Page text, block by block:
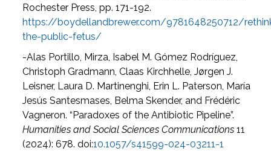
Rochester Press, pp. 171-192.
https://boydellandbrewer.com/9781648250712/
the-public-fetus/
-Alas Portillo, Mirza, Isabel M. Gómez Rodríguez,
Christoph Gradmann, Claas Kirchhelle, Jørgen J.
Leisner, Laura D. Martinenghi, Erin L. Paterson, María
Jesús Santesmases, Belma Skender, and Frédéric
Vagneron. “Paradoxes of the Antibiotic Pipeline”.
Humanities and Social Sciences Communications 11
(2024): 678. doi:10.1057/s41599-024-03211-1